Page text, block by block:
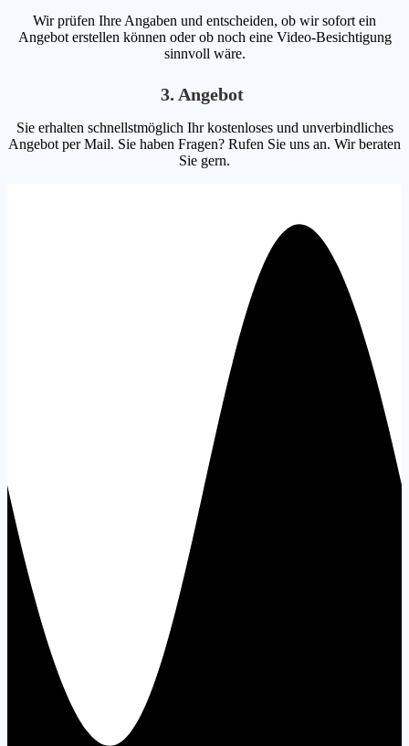
Wir prüfen Ihre Angaben und entscheiden, ob wir sofort ein
Angebot erstellen können oder ob noch eine Video-Besichtigung
sinnvoll wäre.
3. Angebot
Sie erhalten schnellstmöglich Ihr kostenloses und unverbindliches
Angebot per Mail. Sie haben Fragen? Rufen Sie uns an. Wir beraten
Sie gern.